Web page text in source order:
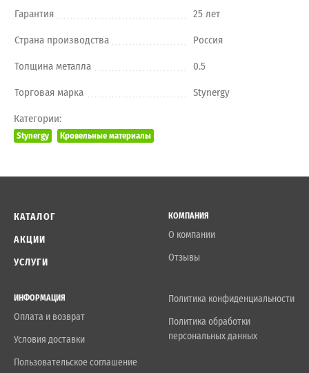
Гарантия 25 лет
Страна производства Россия
Толщина металла 0.5
Торговая марка Stynergy
Категории:
Stynergy Кровельные материалы
КАТАЛОГ
АКЦИИ
УСЛУГИ
КОМПАНИЯ
О компании
Отзывы
ИНФОРМАЦИЯ
Оплата и возврат
Условия доставки
Пользовательское соглашение
Политика конфиденциальности
Политика обработки
персональных данных